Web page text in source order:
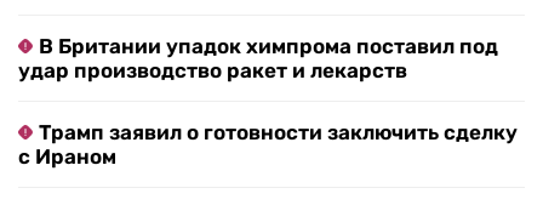
В Британии упадок химпрома поставил под
удар производство ракет и лекарств
Трамп заявил о готовности заключить сделку
с Ираном